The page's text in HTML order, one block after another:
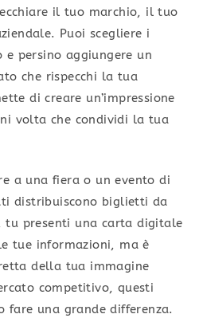
il tuo marchio, il tuo
Puoi scegliere i
persino aggiungere un
che rispecchi la tua
di creare un’impressione
volta che condividi la tua
a una fiera o un evento di
distribuiscono biglietti da
tu presenti una carta digitale
tue informazioni, ma è
della tua immagine
competitivo, questi
fare una grande differenza.